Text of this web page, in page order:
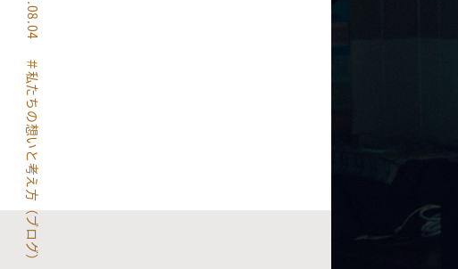
＃私たちの想いと考え方（ブログ）